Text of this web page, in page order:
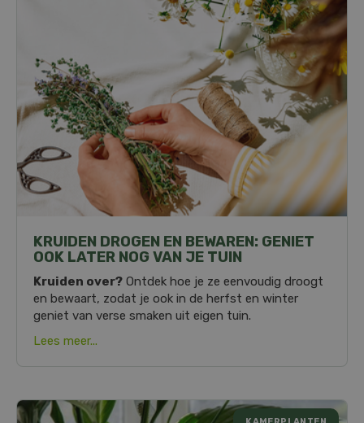
KRUIDEN DROGEN EN BEWAREN: GENIET
OOK LATER NOG VAN JE TUIN
Kruiden over? Ontdek hoe je ze eenvoudig droogt
en bewaart, zodat je ook in de herfst en winter
geniet van verse smaken uit eigen tuin.
Lees meer...